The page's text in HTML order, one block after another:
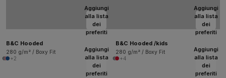
Aggiungi
alla lista
dei
preferiti
B&C Hooded
280 g/m² / Boxy Fit
+2
Aggiungi
alla lista
dei
preferiti
B&C Hooded /kids
280 g/m² / Boxy Fit
+4
Aggiungi
alla lista
dei
preferiti
Aggiungi
alla lista
dei
preferiti